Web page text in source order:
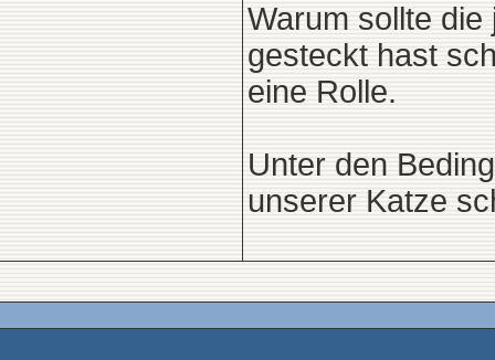
Warum sollte
gesteckt hast
eine Rolle.
Unter den
unserer Katze